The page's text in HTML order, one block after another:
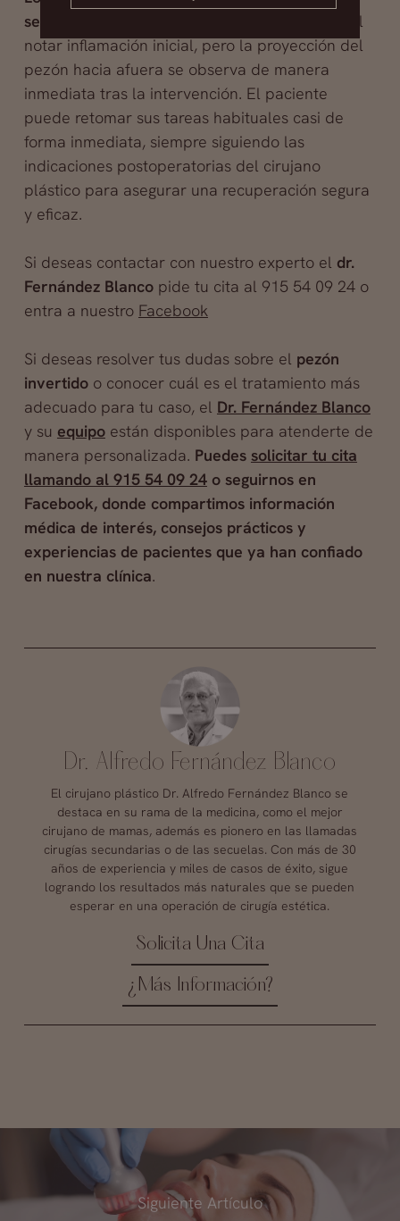
se aprecian desde los primeros días
. Es normal
notar inflamación inicial, pero la proyección del
pezón hacia afuera se observa de manera
inmediata tras la intervención. El paciente
puede retomar sus tareas habituales casi de
forma inmediata, siempre siguiendo las
indicaciones postoperatorias del cirujano
plástico para asegurar una recuperación segura
y eficaz.
Si deseas contactar con nuestro experto el dr.
Fernández Blanco pide tu cita al 915 54 09 24 o
entra a nuestro Facebook
Si deseas resolver tus dudas sobre el pezón
invertidoo conocer cuál es el tratamiento más
adecuado para tu caso, el Dr. Fernández Blanco
y su equipoestán disponibles para atenderte de
manera personalizada. Puedes solicitar tu cita
llamando al 915 54 09 24o seguirnos en
Facebook, donde compartimos información
médica de interés, consejos prácticos y
experiencias de pacientes que ya han confiado
en nuestra clínica.
Dr. Alfredo Fernández Blanco
El cirujano plástico Dr. Alfredo Fernández Blanco se
destaca en su rama de la medicina, como el mejor
cirujano de mamas, además es pionero en las llamadas
cirugías secundarias o de las secuelas. Con más de 30
años de experiencia y miles de casos de éxito, sigue
logrando los resultados más naturales que se pueden
esperar en una operación de cirugía estética.
Solicita Una Cita
¿Más Información?
Siguiente Artículo